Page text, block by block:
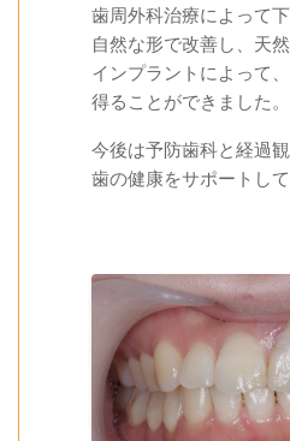
歯周外科治療によって
自然な形で改善し、天
インプラントによって
得ることができました。
今後は予防歯科と経過
歯の健康をサポートして